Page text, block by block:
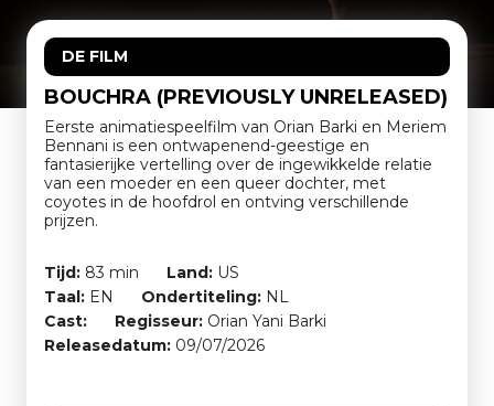
DE FILM
BOUCHRA (PREVIOUSLY UNRELEASED)
Eerste animatiespeelfilm van Orian Barki en Meriem
Bennani is een ontwapenend-geestige en
fantasierijke vertelling over de ingewikkelde relatie
van een moeder en een queer dochter, met
coyotes in de hoofdrol en ontving verschillende
prijzen.
Tijd: 83 min Land: US
Taal: EN Ondertiteling: NL
Cast:
Regisseur: Orian Yani Barki
Releasedatum: 09/07/2026